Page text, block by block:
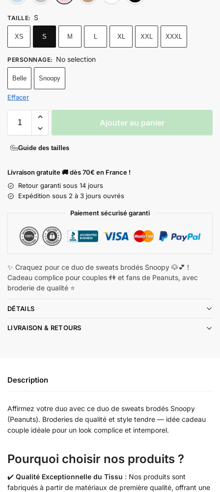
TAILLE: S
XS S M L XL XXL XXXL
PERSONNAGE: No selection
Belle Snoopy
Effacer
Ajouter au panier
Guide des tailles
Livraison gratuite 🚚 dès 70€ en France !
Retour garanti sous 14 jours
Expédition sous 2 à 3 jours ouvrés
Paiement sécurisé garanti
✨ Craquez pour ce duo de sweats brodés Snoopy 🐶💕 !
Cadeau complice pour couples 👫 et fans de Peanuts, avec
broderie de qualité ⭐
DÉTAILS
LIVRAISON & RETOURS
Description
Affirmez votre duo avec ce duo de sweats brodés Snoopy
(Peanuts). Broderies de qualité et style tendre — idée cadeau
couple idéale pour un look complice et intemporel.
Pourquoi choisir nos produits ?
✔️ Qualité Exceptionnelle du Tissu : Nos produits sont
fabriqués à partir de matériaux de première qualité, offrant une